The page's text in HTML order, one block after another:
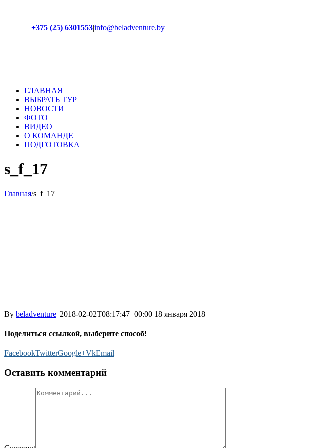
+375 (25) 6301553|info@beladventure.by
ГЛАВНАЯ
ВЫБРАТЬ ТУР
НОВОСТИ
ФОТО
ВИДЕО
О КОМАНДЕ
ПОДГОТОВКА
s_f_17
Главная/s_f_17
By beladventure| 2018-02-02T08:17:47+00:00 18 января 2018|
Поделиться ссылкой, выберите способ!
FacebookTwitterGoogle+VkEmail
Оставить комментарий